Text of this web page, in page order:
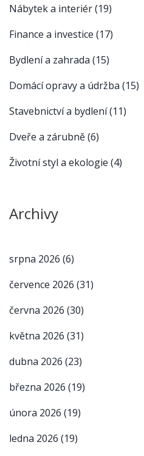
Nábytek a interiér(19)
Finance a investice (17)
Bydlení a zahrada (15)
Domácí opravy a údržba (15)
Stavebnictví a bydlení(11)
Dveře a zárubně(6)
Životní styl a ekologie (4)
Archivy
srpna 2026 (6)
července 2026 (31)
června 2026 (30)
května 2026 (31)
dubna 2026 (23)
března 2026 (19)
února 2026 (19)
ledna 2026 (19)